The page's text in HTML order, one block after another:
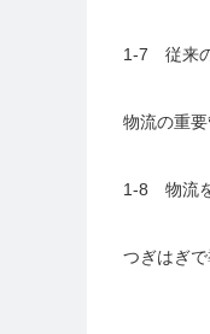
1-7 従来
物流の重
1-8 物流
つぎはぎ